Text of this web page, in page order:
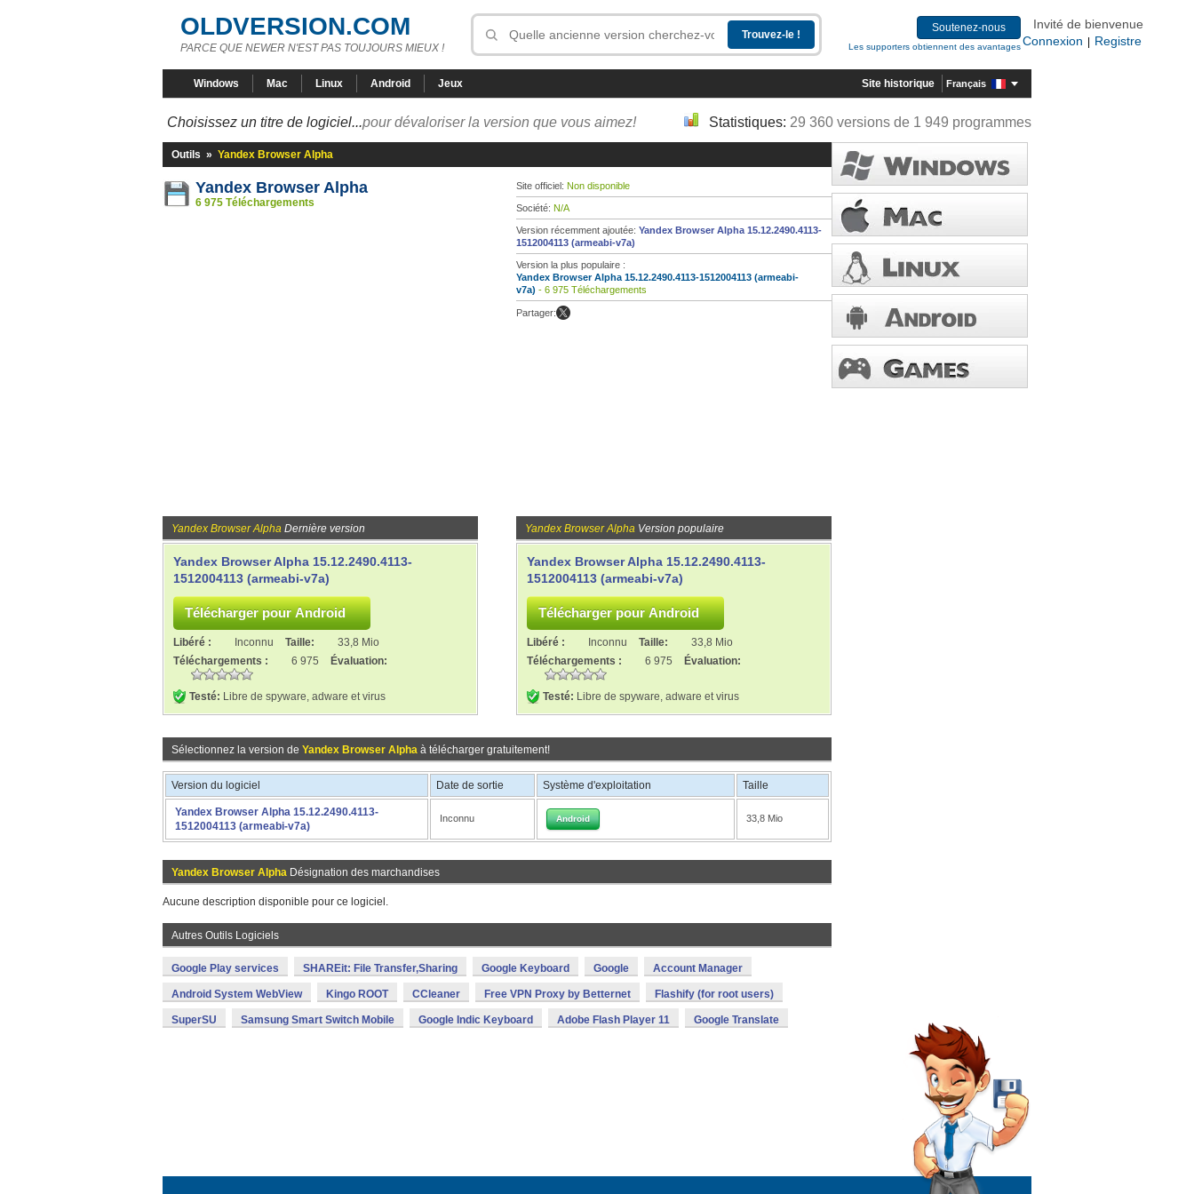
OLDVERSION.COM
PARCE QUE NEWER N'EST PAS TOUJOURS MIEUX !
Soutenez-nous
Les supporters obtiennent des avantages
Invité de bienvenue
Connexion
Registre
Windows Mac Linux Android Jeux Site historique Français
Choisissez un titre de logiciel...pour dévaloriser la version que vous aimez! Statistiques: 29 360 versions de 1 949 programmes
Outils » Yandex Browser Alpha
Yandex Browser Alpha
6 975 Téléchargements
Site officiel: Non disponible
Société: N/A
Version récemment ajoutée: Yandex Browser Alpha 15.12.2490.4113-
1512004113 (armeabi-v7a)
Version la plus populaire :
Yandex Browser Alpha 15.12.2490.4113-1512004113 (armeabi-
v7a) - 6 975 Téléchargements
Partager:
Yandex Browser Alpha Dernière version
Yandex Browser Alpha 15.12.2490.4113-
1512004113 (armeabi-v7a)
Libéré : Inconnu Taille:
33,8 Mio
Téléchargements :
6 975 Évaluation:
Testé: Libre de spyware, adware et virus
Yandex Browser Alpha Version populaire
Yandex Browser Alpha 15.12.2490.4113-
1512004113 (armeabi-v7a)
Libéré : Inconnu Taille:
33,8 Mio
Téléchargements :
6 975 Évaluation:
Testé: Libre de spyware, adware et virus
Sélectionnez la version de Yandex Browser Alpha à télécharger gratuitement!
Version du logiciel Date de sortie Système d'exploitation Taille
Yandex Browser Alpha 15.12.2490.4113-
1512004113 (armeabi-v7a)
Inconnu Android 33,8 Mio
Yandex Browser Alpha Désignation des marchandises
Aucune description disponible pour ce logiciel.
Autres Outils Logiciels
Google Play services SHAREit: File Transfer,Sharing Google Keyboard Google Account Manager
Android System WebView Kingo ROOT CCleaner Free VPN Proxy by Betternet Flashify (for root users)
SuperSU Samsung Smart Switch Mobile Google Indic Keyboard Adobe Flash Player 11 Google Translate